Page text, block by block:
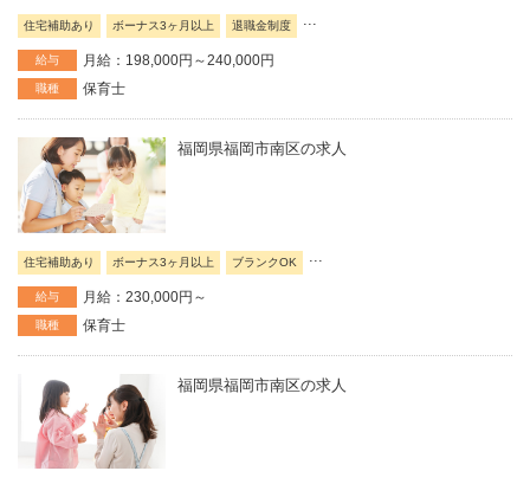
住宅補助あり ボーナス3ヶ月以上 退職金制度 ...
給与 月給：198,000円～240,000円
職種 保育士
福岡県福岡市南区の求人
住宅補助あり ボーナス3ヶ月以上 ブランクOK
給与 月給：230,000円～
職種 保育士
福岡県福岡市南区の求人